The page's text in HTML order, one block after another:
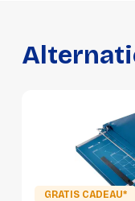
Breedte
Verpakking
GRATIS CADEAU*